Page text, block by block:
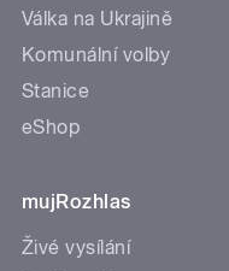
Válka na Ukrajině
Komunální volby
Stanice
eShop
mujRozhlas
Živé vysílání